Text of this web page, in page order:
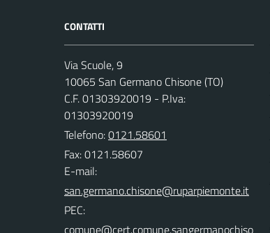
CONTATTI
Via Scuole, 9
10065 San Germano Chisone (TO)
C.F. 01303920019 - P.Iva:
01303920019
Telefono:0121.58601
Fax: 0121.58607
E-mail:
PEC: